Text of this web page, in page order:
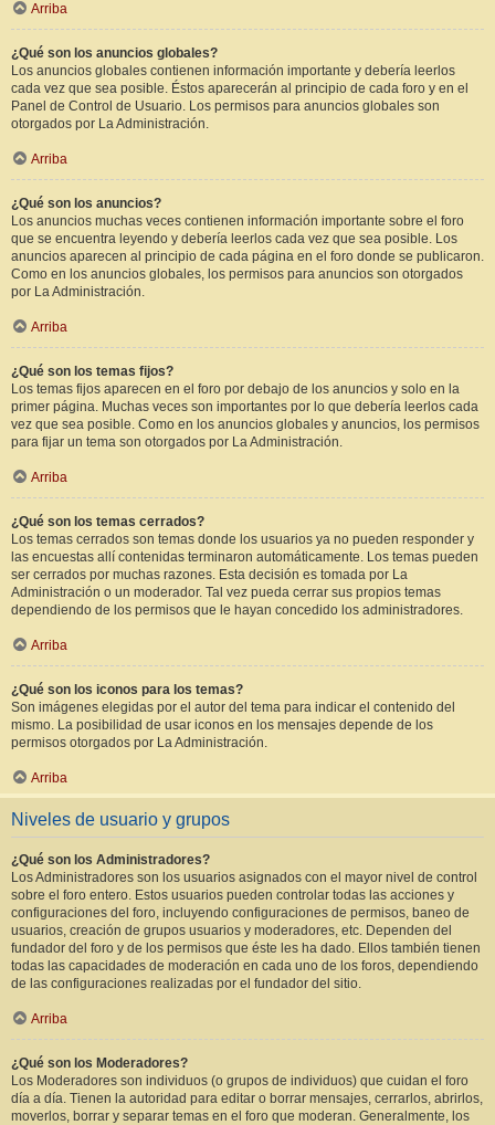
Arriba
¿Qué son los anuncios globales?
Los anuncios globales contienen información importante y debería leerlos
cada vez que sea posible. Éstos aparecerán al principio de cada foro y en el
Panel de Control de Usuario. Los permisos para anuncios globales son
otorgados por La Administración.
Arriba
¿Qué son los anuncios?
Los anuncios muchas veces contienen información importante sobre el foro
que se encuentra leyendo y debería leerlos cada vez que sea posible. Los
anuncios aparecen al principio de cada página en el foro donde se publicaron.
Como en los anuncios globales, los permisos para anuncios son otorgados
por La Administración.
Arriba
¿Qué son los temas fijos?
Los temas fijos aparecen en el foro por debajo de los anuncios y solo en la
primer página. Muchas veces son importantes por lo que debería leerlos cada
vez que sea posible. Como en los anuncios globales y anuncios, los permisos
para fijar un tema son otorgados por La Administración.
Arriba
¿Qué son los temas cerrados?
Los temas cerrados son temas donde los usuarios ya no pueden responder y
las encuestas allí contenidas terminaron automáticamente. Los temas pueden
ser cerrados por muchas razones. Esta decisión es tomada por La
Administración o un moderador. Tal vez pueda cerrar sus propios temas
dependiendo de los permisos que le hayan concedido los administradores.
Arriba
¿Qué son los iconos para los temas?
Son imágenes elegidas por el autor del tema para indicar el contenido del
mismo. La posibilidad de usar iconos en los mensajes depende de los
permisos otorgados por La Administración.
Arriba
Niveles de usuario y grupos
¿Qué son los Administradores?
Los Administradores son los usuarios asignados con el mayor nivel de control
sobre el foro entero. Estos usuarios pueden controlar todas las acciones y
configuraciones del foro, incluyendo configuraciones de permisos, baneo de
usuarios, creación de grupos usuarios y moderadores, etc. Dependen del
fundador del foro y de los permisos que éste les ha dado. Ellos también tienen
todas las capacidades de moderación en cada uno de los foros, dependiendo
de las configuraciones realizadas por el fundador del sitio.
Arriba
¿Qué son los Moderadores?
Los Moderadores son individuos (o grupos de individuos) que cuidan el foro
día a día. Tienen la autoridad para editar o borrar mensajes, cerrarlos, abrirlos,
moverlos, borrar y separar temas en el foro que moderan. Generalmente, los